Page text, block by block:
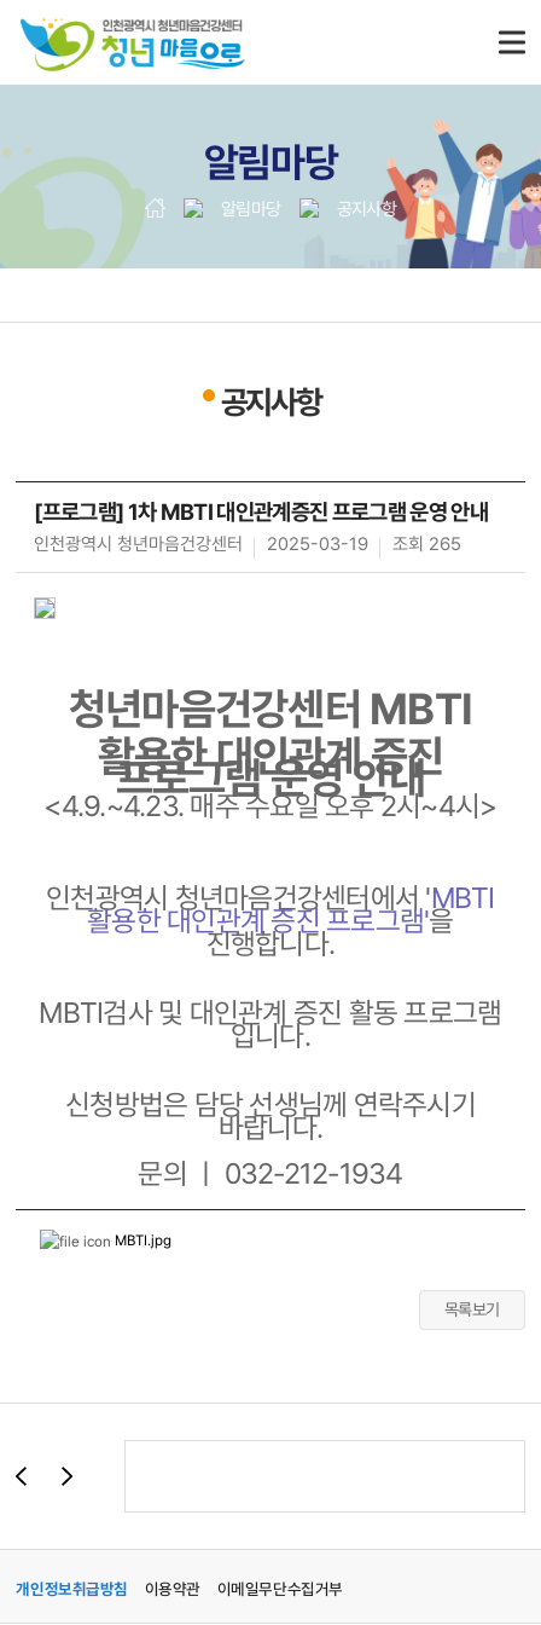
알림마당
알림마당 공지사항
공지사항
[프로그램] 1차 MBTI 대인관계증진 프로그램 운영 안내
인천광역시 청년마음건강센터 2025-03-19 조회 265
청년마음건강센터 MBTI
활용한 대인관계 증진
프로그램 운영 안내
<4.9.~4.23. 매주 수요일 오후 2시~4시>
인천광역시 청년마음건강센터에서 'MBTI
활용한 대인관계 증진 프로그램'을
진행합니다.
MBTI검사 및 대인관계 증진 활동 프로그램
입니다.
신청방법은 담당 선생님께 연락주시기
바랍니다.
문의 ㅣ 032-212-1934
MBTI.jpg
목록보기
개인정보취급방침 이용약관 이메일무단수집거부